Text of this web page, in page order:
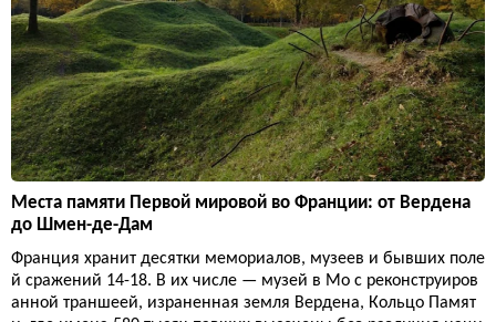
Места памяти Первой мировой во Франции: от Вердена
до Шмен-де-Дам
Франция хранит десятки мемориалов, музеев и бывших поле
й сражений 14-18. В их числе — музей в Мо с реконструиров
анной траншеей, израненная земля Вердена, Кольцо Памят